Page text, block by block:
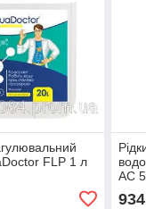
FLР 1 л
AC
934